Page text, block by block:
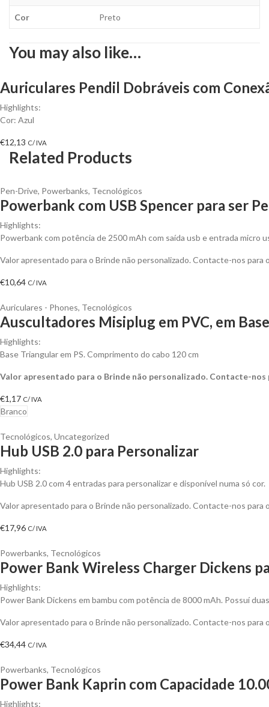
Cor Preto
You may also like…
Auriculares Pendil Dobráveis com
Highlights:
Cor: Azul
€12,13 C/ IVA
Related Products
Pen-Drive, Powerbanks, Tecnológicos
Powerbank com USB Spencer para ser
Highlights:
Powerbank com potência de 2500 mAh com saída usb e entrada micro
Valor apresentado para o Brinde não personalizado. Contacte-nos
€10,64 C/ IVA
Auriculares - Phones, Tecnológicos
Auscultadores Misiplug em PVC, em
Highlights:
Base Triangular em PS. Comprimento do cabo 120 cm
Valor apresentado para o Brinde não personalizado. Contacte-
€1,17 C/ IVA
Branco
Tecnológicos, Uncategorized
Hub USB 2.0 para Personalizar
Highlights:
Hub USB 2.0 com 4 entradas para personalizar e disponível numa só cor.
Valor apresentado para o Brinde não personalizado. Contacte-nos
€17,96 C/ IVA
Powerbanks, Tecnológicos
Power Bank Wireless Charger Dickens
Highlights:
Power Bank Dickens em bambu com potência de 8000 mAh. Possuí
Valor apresentado para o Brinde não personalizado. Contacte-nos
€34,44 C/ IVA
Powerbanks, Tecnológicos
Power Bank Kaprin com Capacidade
Highlights: